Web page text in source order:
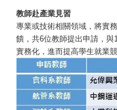
教師赴產業見習
專業或技術相關領域，將實
饋，共6位教師提出申請，
實務化，進而提高學生就業競